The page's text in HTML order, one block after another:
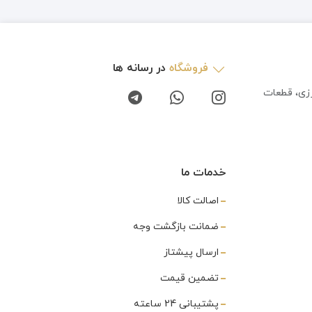
قطعات
فروشگاه در رسانه ها
خدمات ما
اصالت کالا
ضمانت بازگشت وجه
ارسال پیشتاز
تضمین قیمت
پشتیبانی 24 ساعته